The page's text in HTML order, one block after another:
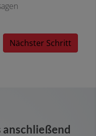
Nächster Schritt
anschließend